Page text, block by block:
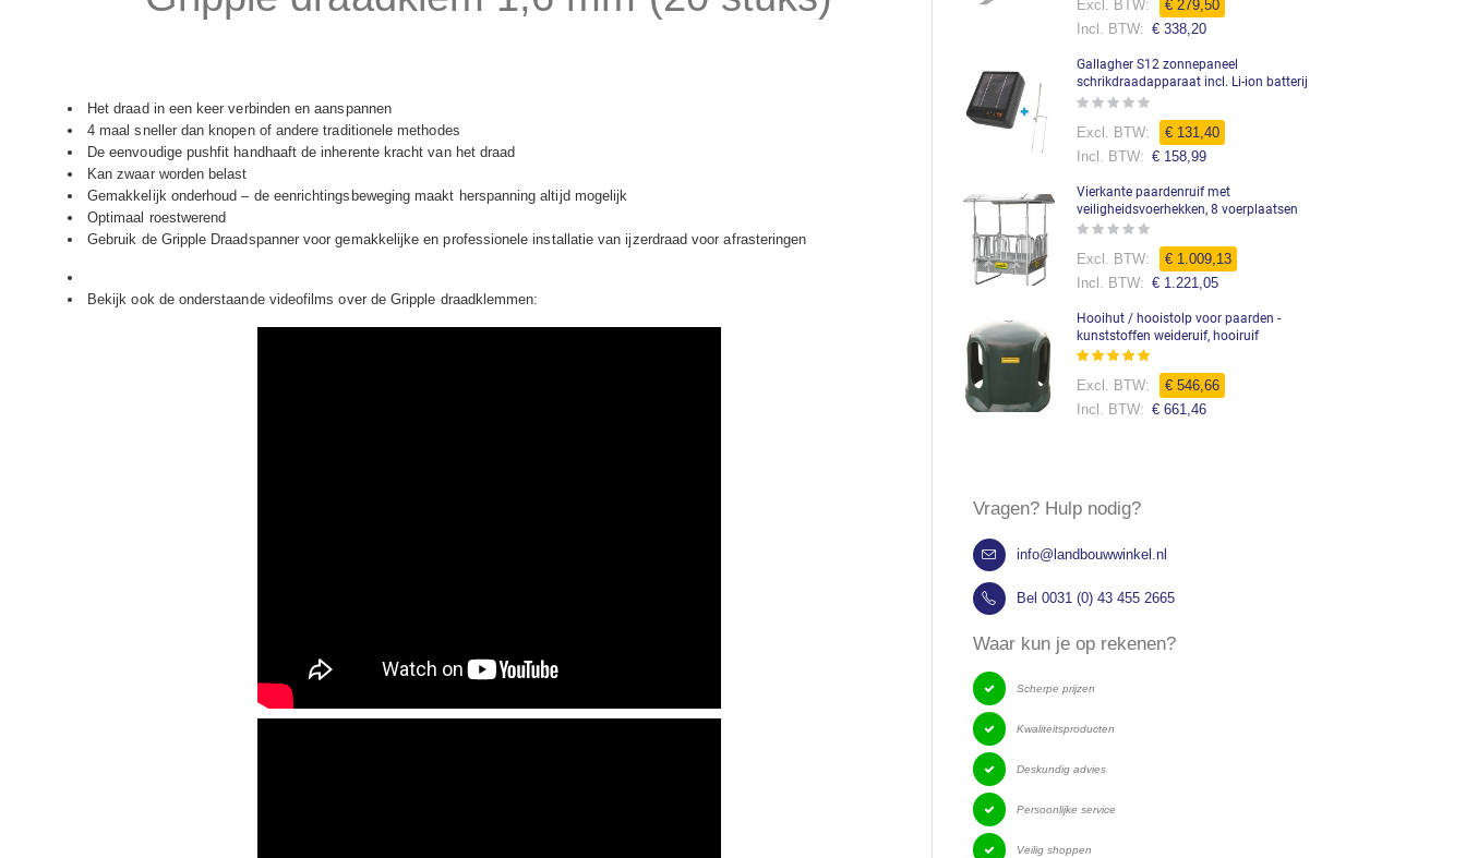
Het draad in een keer verbinden en aanspannen
4 maal sneller dan knopen of andere traditionele methodes
De eenvoudige pushfit handhaaft de inherente kracht van het draad
Kan zwaar worden belast
Gemakkelijk onderhoud – de eenrichtingsbeweging maakt herspanning altijd mogelijk
Optimaal roestwerend
Gebruik de Gripple Draadspanner voor gemakkelijke en professionele installatie van ijzerdraad voor afrasteringen
Bekijk ook de onderstaande videofilms over de Gripple draadklemmen:
€ 279,50
€ 338,20
Gallagher S12 zonnepaneel
schrikdraadapparaat incl. Li-ion batterij
Rating:
€ 131,40
Speciale
€ 158,99
Vierkante paardenruif met
veiligheidsvoerhekken, 8 voerplaatsen
Rating:
€ 1.009,13
Speciale
€ 1.221,05
Hooihut / hooistolp voor paarden -
kunststoffen weideruif, hooiruif
Waardering:
€ 546,66
€ 661,46
Vragen? Hulp nodig?
info@landbouwwinkel.nl
Bel 0031 (0) 43 455 2665
​Waar kun je op rekenen?
Scherpe prijzen
Kwaliteitsproducten
Deskundig advies
Persoonlijke service
Veilig shoppen